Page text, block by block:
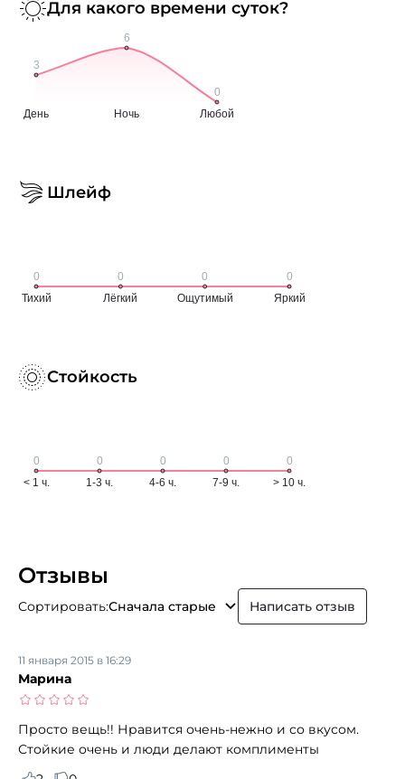
Для какого времени суток?
Шлейф
Стойкость
Отзывы
Сортировать:Сначала старые Написать отзыв
Марина
11 января 2015 в 16:29
Просто вещь!! Нравится очень-нежно и со вкусом.
Стойкие очень и люди делают комплименты